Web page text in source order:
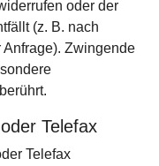
oder der
(z. B. nach
Zwingende
Telefax
Telefax